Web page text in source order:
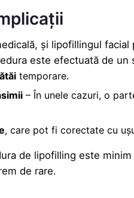
și lipofillingul facial
este efectuată de
temporare.
– În unele cazuri, o
, care pot fi corectate cu
de lipofilling este
de rare.